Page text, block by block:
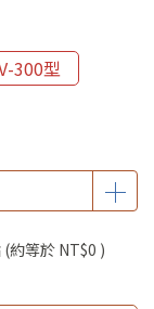
300型
(約等於NT$0 )